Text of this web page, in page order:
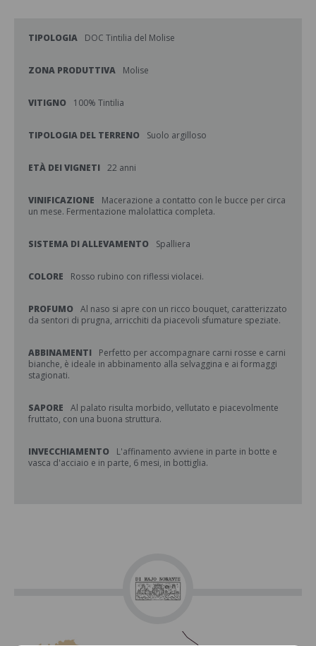
TIPOLOGIA DOC Tintilia del Molise
ZONA PRODUTTIVA Molise
VITIGNO 100% Tintilia
TIPOLOGIA DEL TERRENO Suolo argilloso
ETÀ DEI VIGNETI 22 anni
VINIFICAZIONE
Macerazione a contatto con le bucce per circa
un mese. Fermentazione malolattica completa.
SISTEMA DI ALLEVAMENTO Spalliera
COLORE Rosso rubino con riflessi violacei.
PROFUMO Al naso si apre con un ricco bouquet, caratterizzato
da sentori di prugna, arricchiti da piacevoli sfumature speziate.
ABBINAMENTI
Perfetto per accompagnare carni rosse e carni
bianche, è ideale in abbinamento alla selvaggina e ai formaggi
stagionati.
SAPORE
Al palato risulta morbido, vellutato e piacevolmente
fruttato, con una buona struttura.
INVECCHIAMENTO
L'affinamento avviene in parte in botte e
vasca d'acciaio e in parte, 6 mesi, in bottiglia.